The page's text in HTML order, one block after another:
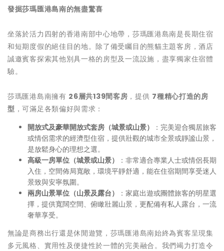
發掘莎瑪匯港島南的無盡驚喜
坐落於活力四射的香港南部中心地帶，莎瑪匯港島南是長期住宿
和短期度假的絕佳目的地。除了備受矚目的熊貓主題客房，酒店
誠邀賓客探索其他別具一格的房型及一流設施，盡享獨家住宿體
驗。
莎瑪匯港島南擁有 26層共139間客房 ，提供 7種精心打造的房
型 ，可滿足各類偏好與需求：
開放式及豪華開放式套房（城景或山景）
：完美迎合獨居旅客
或情侶需求的經濟型住宿，提供壯觀的城市全景或靜謐山景，
是放鬆身心的理想之選。
高級一房單位（城景或山景）
：非常適合專業人士或情侶長期
入住，空間佈局寬敞，環境平靜舒適，能在住宿期間享受迷人
景致與安寧氛圍。
兩房山景單位（山景及露台）
：家庭出遊或團體旅客的明星選
擇，提供寬闊空間、俯瞰壯麗山景，更配備有私人露台，一流
奢華享受。
無論是商務出行還是休閒遊覽，莎瑪匯港島南始終為賓客呈現集
多元風格、實用性及便捷性於一體的完美融合。我們竭力打造令